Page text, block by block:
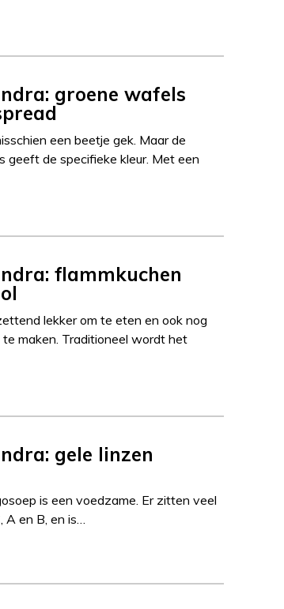
groene wafels
een beetje gek. Maar de
geeft de specifieke kleur. Met een
flammkuchen
lekker om te eten en ook nog
maken. Traditioneel wordt het
gele linzen
is een voedzame. Er zitten veel
en B, en is…